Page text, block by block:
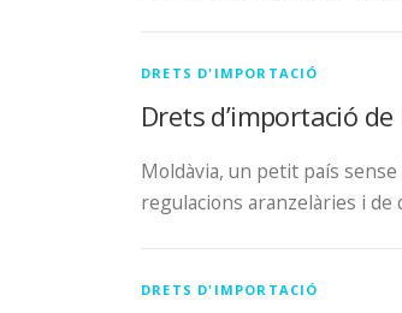
DRETS D'IMPORTACIÓ
Drets d’importació
Moldàvia, un petit país
regulacions aranzelàries i
DRETS D'IMPORTACIÓ